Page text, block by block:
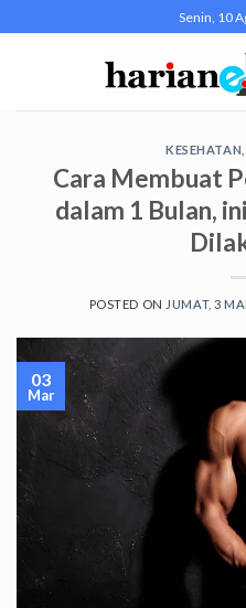
to
Senin, 10
KESEHATAN
Cara Membuat
dalam 1 Bulan,
POSTED ON JUMAT, 3
03
Mar